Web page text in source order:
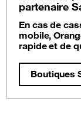
partenaire
En cas de
mobile,
rapide et de
Boutiques